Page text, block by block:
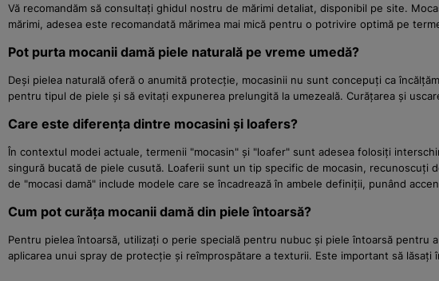
Vă recomandăm să consultați ghidul nostru de mărimi detaliat, disponibil pe site.
mărimi, adesea este recomandată mărimea mai mică pentru o potrivire optimă pe
Pot purta mocanii damă piele naturală pe vreme umedă?
Deși pielea naturală oferă o anumită protecție, mocasinii nu sunt concepuți ca
pentru tipul de piele și să evitați expunerea prelungită la umezeală. Curățarea și
Care este diferența dintre mocasini și loafers?
În contextul modei actuale, termenii "mocasin" și "loafer" sunt adesea folosiți
singură bucată de piele cusută. Loaferii sunt un tip specific de mocasin,
de "mocasi damă" include modele care se încadrează în ambele definiții, punând
Cum pot curăța mocanii damă din piele întoarsă?
Pentru pielea întoarsă, utilizați o perie specială pentru nubuc și piele întoarsă
aplicarea unui spray de protecție și reîmprospătare a texturii. Este important să